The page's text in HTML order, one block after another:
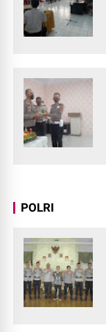
POLRI